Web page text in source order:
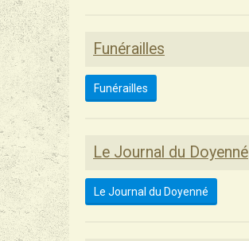
Funérailles
Funérailles
Le Journal du Doyenné
Le Journal du Doyenné